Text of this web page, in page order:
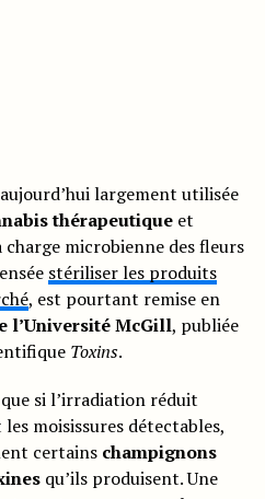
largement utilisée
thérapeutiqueet
microbienne des fleurs
stériliser les produits
, est pourtant remise en
l’Université McGill, publiée
Toxins.
si l’irradiation réduit
moisissures détectables,
certains champignons
qu’ils produisent. Une